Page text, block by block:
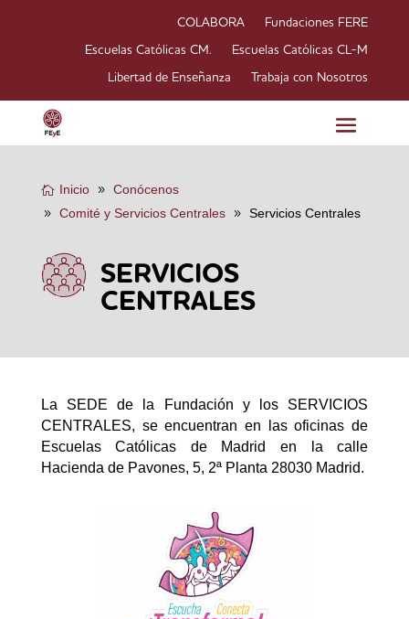
COLABORA Fundaciones FERE
Escuelas Católicas CM. Escuelas Católicas CL-M
Libertad de Enseñanza Trabaja con Nosotros
Inicio
Conócenos
Comité y Servicios Centrales
Servicios Centrales
SERVICIOS
CENTRALES
La SEDE de la Fundación y los SERVICIOS
CENTRALES, se encuentran en las oficinas de
Escuelas Católicas de Madrid en la calle
Hacienda de Pavones, 5, 2ª Planta 28030 Madrid.